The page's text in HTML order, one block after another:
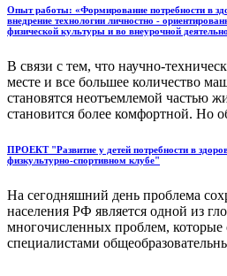
Опыт работы: «Формирование потребности в
внедрение технологии личностно -
физической культуры и во внеурочной
В связи с тем, что научно-
месте и все большее количество
становятся неотъемлемой частью
становится более комфортной. Но
ПРОЕКТ "Развитие у детей потребности в
физкультурно-спортивном клубе"
На сегодняшний день проблема
населения РФ является одной из
многочисленных проблем, которые
специалистами